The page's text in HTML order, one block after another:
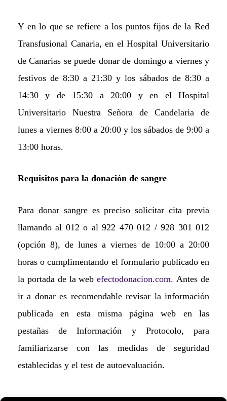
Y en lo que se refiere a los puntos fijos de la Red
Transfusional Canaria, en el Hospital Universitario
de Canarias se puede donar de domingo a viernes y
festivos de 8:30 a 21:30 y los sábados de 8:30 a
14:30 y de 15:30 a 20:00 y en el Hospital
Universitario Nuestra Señora de Candelaria de
lunes a viernes 8:00 a 20:00 y los sábados de 9:00 a
13:00 horas.
Requisitos para la donación de sangre
Para donar sangre es preciso solicitar cita previa
llamando al 012 o al 922 470 012 / 928 301 012
(opción 8), de lunes a viernes de 10:00 a 20:00
horas o cumplimentando el formulario publicado en
la portada de la webefectodonacion.com. Antes de
ir a donar es recomendable revisar la información
publicada en esta misma página web en las
pestañas de Información y Protocolo, para
familiarizarse con las medidas de seguridad
establecidas y el test de autoevaluación.